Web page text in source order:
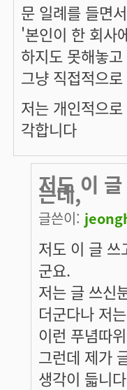
문 일례를 들면
'본인이 한 회사
하지도 못해놓
그냥 직접적으
저는 개인적으
각합니다
저도 이
는데,
글쓴이:
저도 이 글 쓰
군요.
저는 글 쓰신
더군다나 저
이런 푸념따
그런데 제가
생각이 듧니